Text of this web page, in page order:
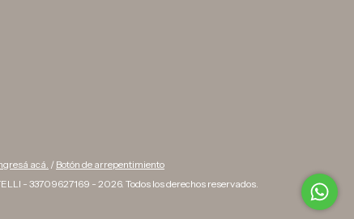
acá. / Botón de arrepentimiento
- 33709627169 - 2026. Todos los derechos reservados.